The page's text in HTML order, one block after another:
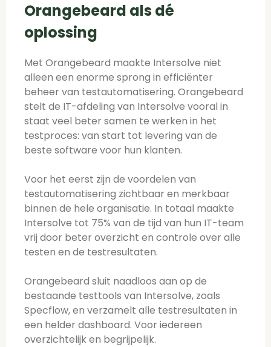
Orangebeard als dé
oplossing
Met Orangebeard maakte Intersolve niet
alleen een enorme sprong in efficiënter
beheer van testautomatisering. Orangebeard
stelt de IT-afdeling van Intersolve vooral in
staat veel beter samen te werken in het
testproces: van start tot levering van de
beste software voor hun klanten.
Voor het eerst zijn de voordelen van
testautomatisering zichtbaar en merkbaar
binnen de hele organisatie. In totaal maakte
Intersolve tot 75% van de tijd van hun IT-team
vrij door beter overzicht en controle over alle
testen en de testresultaten.
Orangebeard sluit naadloos aan op de
bestaande testtools van Intersolve, zoals
Specflow, en verzamelt alle testresultaten in
een helder dashboard. Voor iedereen
overzichtelijk en begrijpelijk.